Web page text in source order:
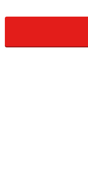
けど（笑。
セルフグルーミング